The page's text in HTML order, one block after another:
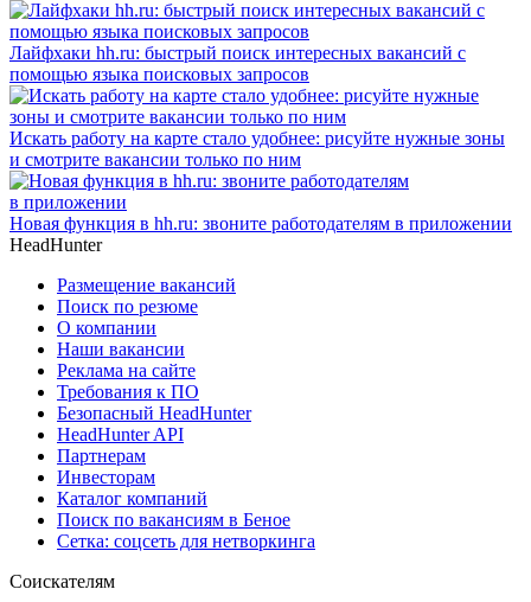
Лайфхаки hh.ru: быстрый поиск интересных вакансий с
помощью языка поисковых запросов
Искать работу на карте стало удобнее: рисуйте нужные зоны
и смотрите вакансии только по ним
Новая функция в hh.ru: звоните работодателям в приложении
HeadHunter
Размещение вакансий
Поиск по резюме
О компании
Наши вакансии
Реклама на сайте
Требования к ПО
Безопасный HeadHunter
HeadHunter API
Партнерам
Инвесторам
Каталог компаний
Поиск по вакансиям в Беное
Сетка: соцсеть для нетворкинга
Соискателям